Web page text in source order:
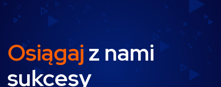
Osiągajz nami
sukcesy